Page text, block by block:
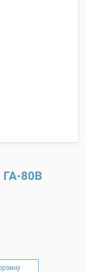
ГА-80В